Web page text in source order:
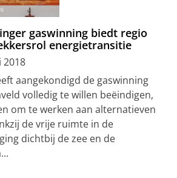
gaswinning biedt regio
energietransitie
2018
aangekondigd de gaswinning
volledig te willen beëindigen,
om te werken aan alternatieven
de vrije ruimte in de
dichtbij de zee en de